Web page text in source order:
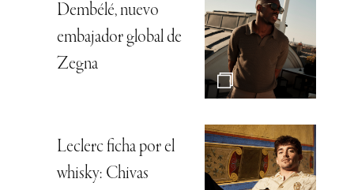
Dembélé, nuevo
embajador global de
Zegna
Leclerc ficha por el
whisky: Chivas